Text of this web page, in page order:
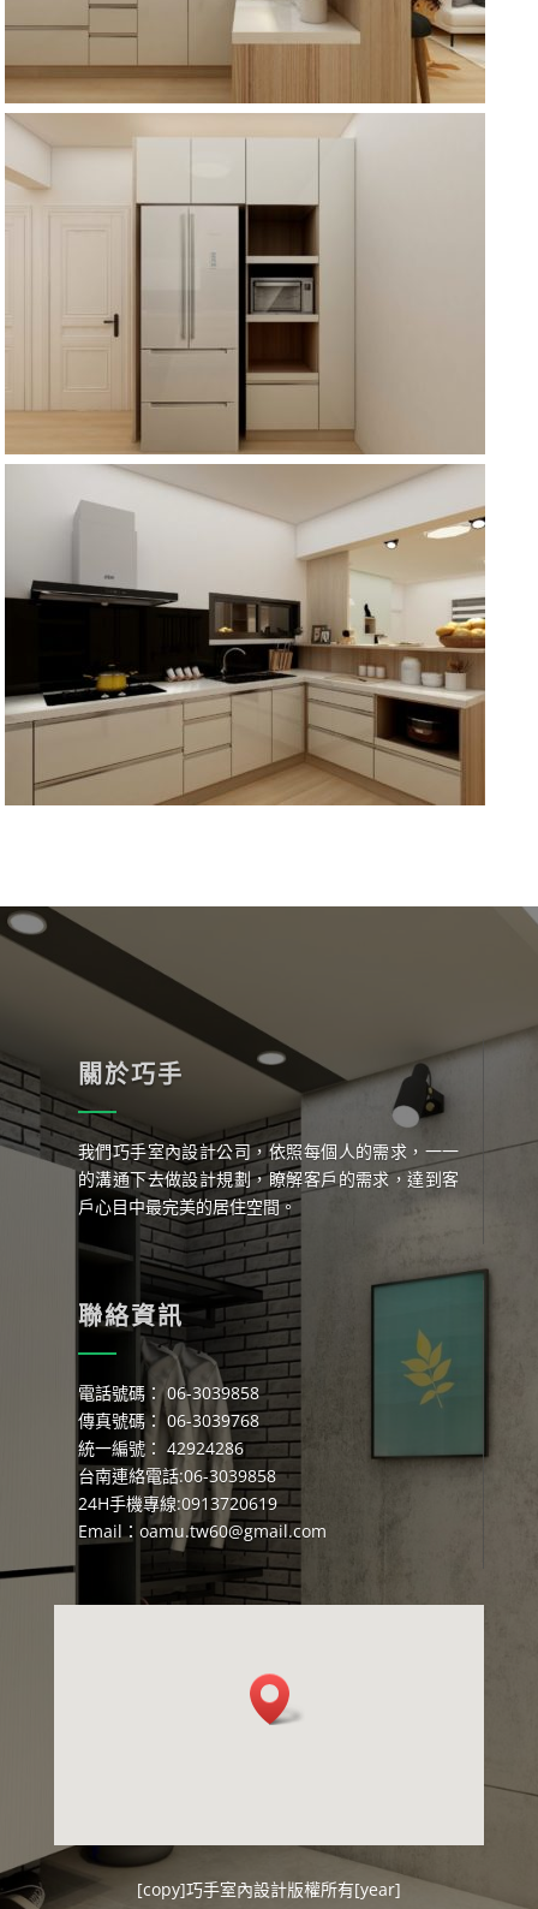
關於巧手
我們巧手室內設計公司，依照每個人的需求，一一
的溝通下去做設計規劃，瞭解客戶的需求，達到客
戶心目中最完美的居住空間。
聯絡資訊
電話號碼： 06-3039858
傳真號碼： 06-3039768
統一編號： 42924286
台南連絡電話:06-3039858
24H手機專線:0913720619
Email： oamu.tw60@gmail.com
[copy]巧手室內設計版權所有[year]